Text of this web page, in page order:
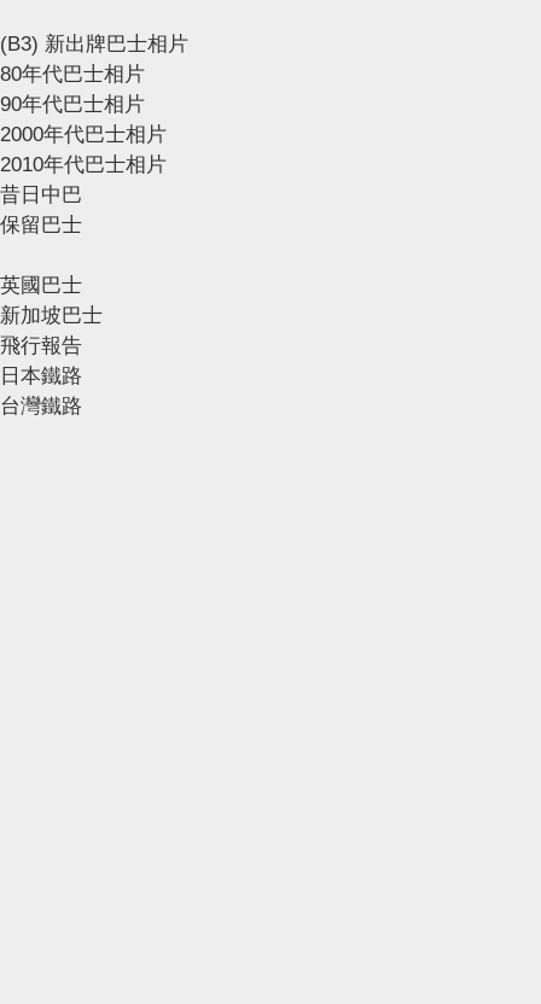
(B3) 新出牌巴士相片
80年代巴士相片
90年代巴士相片
2000年代巴士相片
2010年代巴士相片
昔日中巴
保留巴士
英國巴士
新加坡巴士
飛行報告
日本鐵路
台灣鐵路